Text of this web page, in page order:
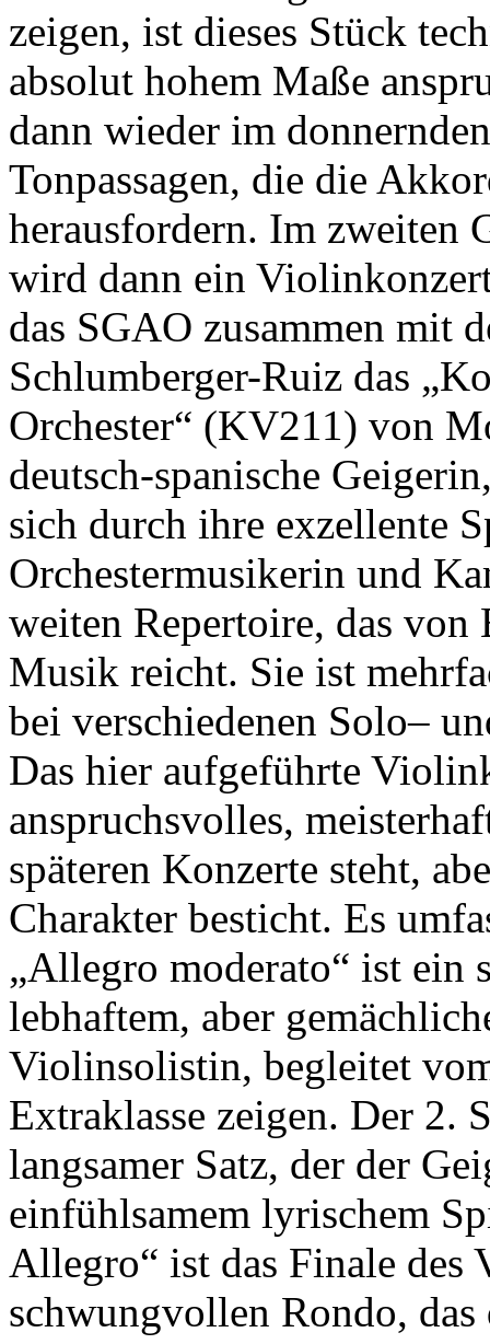
zeigen, ist dieses Stück
absolut hohem Maße
dann wieder im
Tonpassagen, die die
herausfordern. Im zweiten
wird dann ein
das SGAO zusammen mit
Schlumberger-​Ruiz das
Orchester“ (KV211) von
deutsch-​spanische
sich durch ihre exzellente
Orchestermusikerin und
weiten Repertoire, das von
Musik reicht. Sie ist
bei verschiedenen Solo–
Das hier aufgeführte
anspruchsvolles,
späteren Konzerte steht,
Charakter besticht. Es
„Allegro moderato“ ist ein
lebhaftem, aber
Violinsolistin, begleitet
Extraklasse zeigen. Der 2.
langsamer Satz, der der
einfühlsamem lyrischem
Allegro“ ist das Finale des
schwungvollen Rondo,